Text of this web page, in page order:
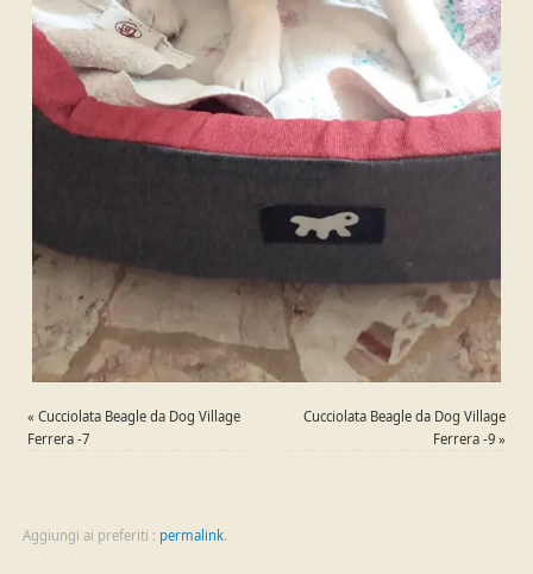
« Cucciolata Beagle da Dog Village
Ferrera -7
Cucciolata Beagle da Dog Village
Ferrera -9 »
Aggiungi ai preferiti : permalink.